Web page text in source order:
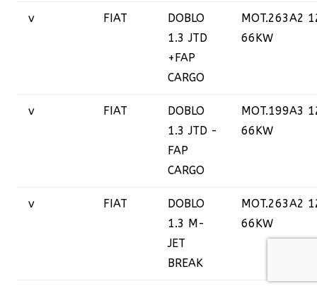
v FIAT
DOBLO
1.3 JTD
+FAP
CARGO
MOT.263A2
66KW
v FIAT
DOBLO
1.3 JTD -
FAP
CARGO
MOT.199A3
66KW
v FIAT
DOBLO
1.3 M-
JET
BREAK
MOT.263A2
66KW